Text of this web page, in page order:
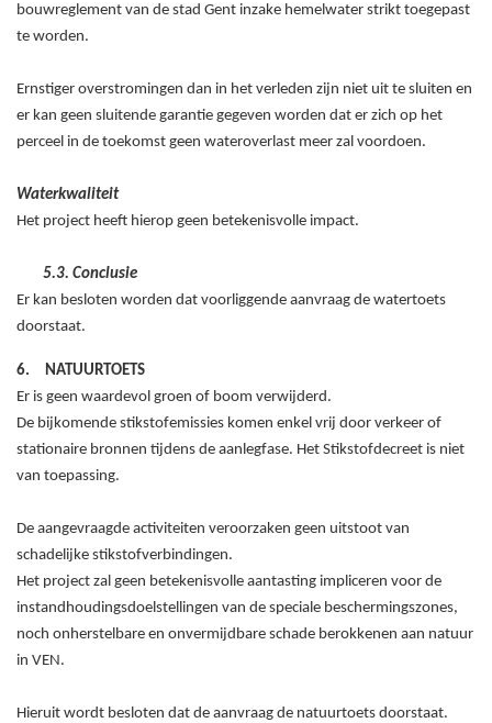
bouwreglement van de stad Gent inzake hemelwater strikt toegepast
te worden.
Ernstiger overstromingen dan in het verleden zijn niet uit te sluiten en
er kan geen sluitende garantie gegeven worden dat er zich op het
perceel in de toekomst geen wateroverlast meer zal voordoen.
Waterkwaliteit
Het project heeft hierop geen betekenisvolle impact.
5.3. Conclusie
Er kan besloten worden dat voorliggende aanvraag de watertoets
doorstaat.
6.
NATUURTOETS
Er is geen waardevol groen of boom verwijderd.
De bijkomende stikstofemissies komen enkel vrij door verkeer of
stationaire bronnen tijdens de aanlegfase. Het Stikstofdecreet is niet
van toepassing.
De aangevraagde activiteiten veroorzaken geen uitstoot van
schadelijke stikstofverbindingen.
Het project zal geen betekenisvolle aantasting impliceren voor de
instandhoudingsdoelstellingen van de speciale beschermingszones,
noch onherstelbare en onvermijdbare schade berokkenen aan natuur
in VEN.
Hieruit wordt besloten dat de aanvraag de natuurtoets doorstaat.